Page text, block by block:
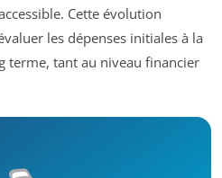
Cette évolution
les dépenses initiales à la
terme, tant au niveau financier